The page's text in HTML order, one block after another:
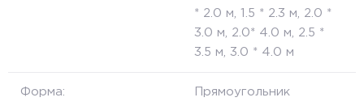
* 2.0 м, 1.5 * 2.3 м, 2.0 *
3.0 м, 2.0* 4.0 м, 2.5 *
3.5 м, 3.0 * 4.0 м
Форма: Прямоугольник